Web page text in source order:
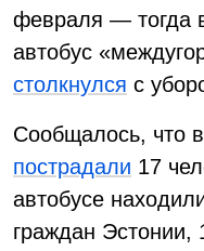
февраля — тогда
автобус
столкнулся с
Сообщалось, что
пострадали 17
автобусе
граждан